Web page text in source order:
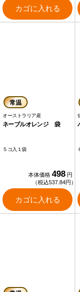
カゴに入れる
常温
オーストラリア産
ネーブルオレンジ 袋
５コ入１袋
本体価格 498 円
（税込537.84円）
カゴに入れる